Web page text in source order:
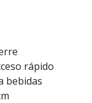
rápido
bebidas